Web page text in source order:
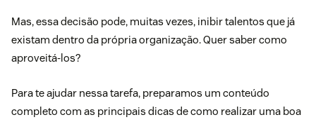
Mas, essa decisão pode, muitas vezes, inibir talentos que já
existam dentro da própria organização. Quer saber como
aproveitá-los?
Para te ajudar nessa tarefa, preparamos um conteúdo
completo com as principais dicas de como realizar uma boa